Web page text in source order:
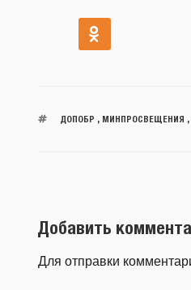
ДОПОБР , МИНПРОСВЕЩЕНИЯ ,
Добавить
Для отправки